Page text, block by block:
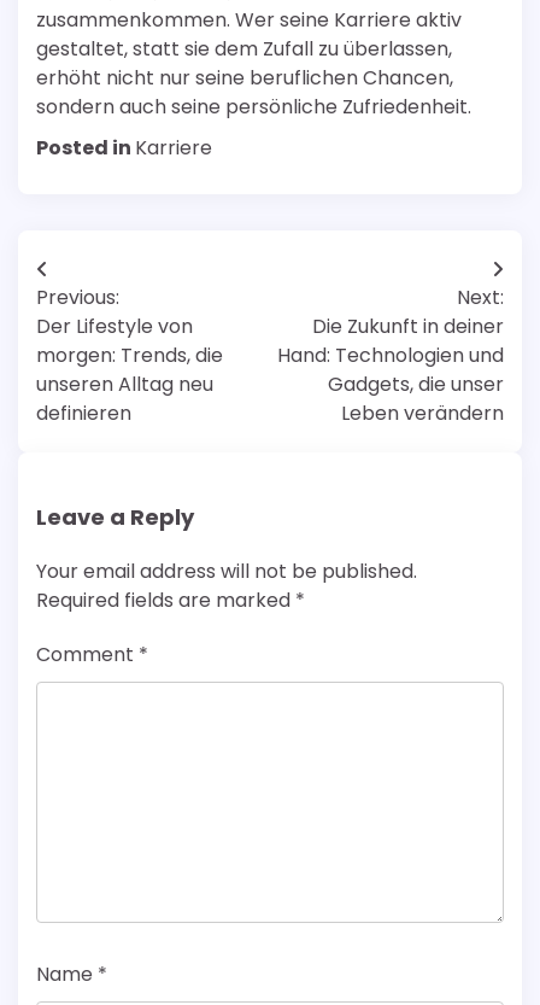
zusammenkommen. Wer seine Karriere aktiv
gestaltet, statt sie dem Zufall zu überlassen,
erhöht nicht nur seine beruflichen Chancen,
sondern auch seine persönliche Zufriedenheit.
Posted in Karriere
Post
navigation
Previous:
Der Lifestyle von
morgen: Trends, die
unseren Alltag neu
definieren
Next:
Die Zukunft in deiner
Hand: Technologien und
Gadgets, die unser
Leben verändern
Leave a Reply
Your email address will not be published.
Required fields are marked *
Comment *
Name *